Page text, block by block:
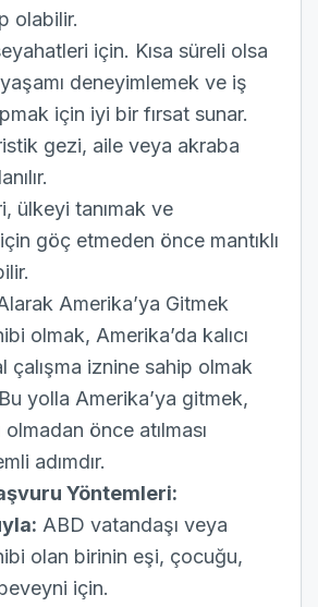
olabilir.
için. Kısa süreli olsa
deneyimlemek ve iş
için iyi bir fırsat sunar.
gezi, aile veya akraba
ülkeyi tanımak ve
göç etmeden önce mantıklı
Amerika’ya Gitmek
olmak, Amerika’da kalıcı
çalışma iznine sahip olmak
yolla Amerika’ya gitmek,
önce atılması
adımdır.
Yöntemleri:
ABD vatandaşı veya
olan birinin eşi, çocuğu,
için.